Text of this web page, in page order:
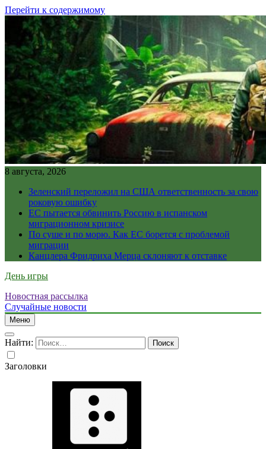
Перейти к содержимому
8 августа, 2026
Зеленский переложил на США ответственность за свою
роковую ошибку
ЕС пытается обвинить Россию в испанском
миграционном кризисе
По суше и по морю. Как ЕС борется с проблемой
миграции
Канцлера Фридриха Мерца склоняют к отставке
День игры
Новостная рассылка
Случайные новости
Меню
Найти:
Заголовки